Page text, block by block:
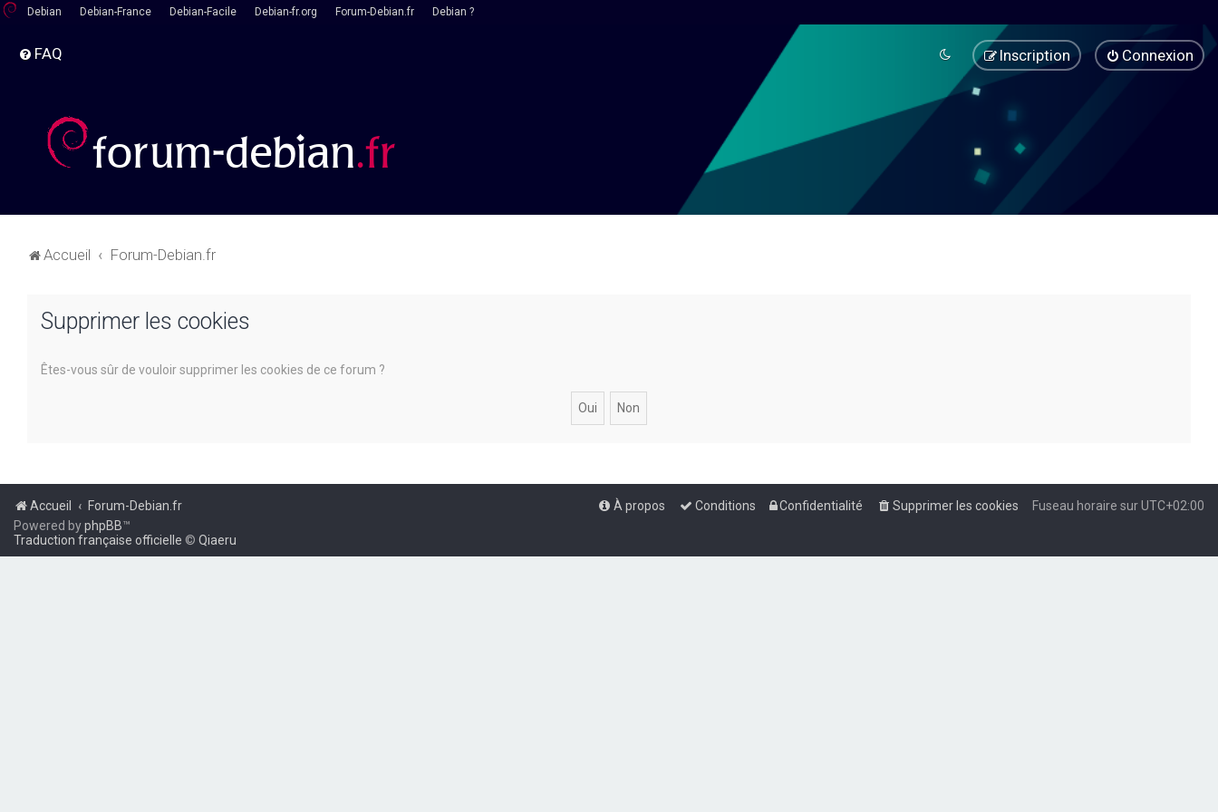
Debian Debian-France Debian-Facile Debian-fr.org Forum-Debian.fr Debian ?
FAQ Connexion
Inscription
Accueil Forum-Debian.fr
Supprimer les cookies
Êtes-vous sûr de vouloir supprimer les cookies de ce forum ?
Accueil Forum-Debian.fr Fuseau horaire surUTC+02:00
Supprimer les cookies
Confidentialité
Conditions
À propos
Powered byphpBB™
Traduction française officielle © Qiaeru